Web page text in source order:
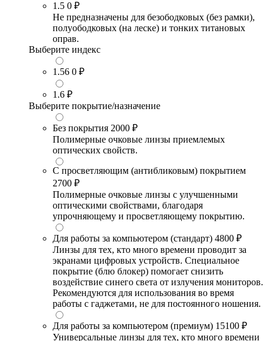
1.5 0 ₽
Не предназначены для безободковых (без рамки),
полуободковых (на леске) и тонких титановых
оправ.
Выберите индекс
1.56 0 ₽
1.6 ₽
Выберите покрытие/назначение
Без покрытия 2000 ₽
Полимерные очковые линзы приемлемых
оптических свойств.
С просветляющим (антибликовым) покрытием
2700 ₽
Полимерные очковые линзы с улучшенными
оптическими свойствами, благодаря
упрочняющему и просветляющему покрытию.
Для работы за компьютером (стандарт) 4800 ₽
Линзы для тех, кто много времени проводит за
экранами цифровых устройств. Специальное
покрытие (блю блокер) помогает снизить
воздействие синего света от излучения мониторов.
Рекомендуются для использования во время
работы с гаджетами, не для постоянного ношения.
Для работы за компьютером (премиум) 15100 ₽
Универсальные линзы для тех, кто много времени